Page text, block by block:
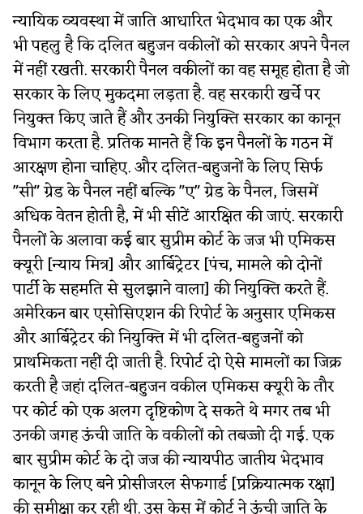
न्यायिक व्यवस्था में जाति आधारित भेदभाव का एक और
भी पहलु है कि दलित बहुजन वकीलों को सरकार अपने पैनल
में नहीं रखती. सरकारी पैनल वकीलों का वह समूह होता है जो
सरकार के लिए मुकदमा लड़ता है. वह सरकारी खर्चे पर
नियुक्त किए जाते हैं और उनकी नियुक्ति सरकार का कानून
विभाग करता है. प्रतिक मानते हैं कि इन पैनलों के गठन में
आरक्षण होना चाहिए. और दलित-बहुजनों के लिए सिर्फ
"सी" ग्रेड के पैनल नहीं बल्कि "ए" ग्रेड के पैनल, जिसमें
अधिक वेतन होती है, में भी सीटें आरक्षित की जाएं. सरकारी
पैनलों के अलावा कई बार सुप्रीम कोर्ट के जज भी एमिकस
क्यूरी [न्याय मित्र] और आर्बिट्रेटर [पंच, मामले को दोनों
पार्टी के सहमति से सुलझाने वाला] की नियुक्ति करते हैं.
अमेरिकन बार एसोसिएशन की रिपोर्ट के अनुसार एमिकस
और आर्बिट्रेटर की नियुक्ति में भी दलित-बहुजनों को
प्राथमिकता नहीं दी जाती है. रिपोर्ट दो ऐसे मामलों का जिक्र
करती है जहां दलित-बहुजन वकील एमिकस क्यूरी के तौर
पर कोर्ट को एक अलग दृष्टिकोण दे सकते थे मगर तब भी
उनकी जगह ऊंची जाति के वकीलों को तबज्जो दी गई. एक
बार सुप्रीम कोर्ट के दो जज की न्यायपीठ जातीय भेदभाव
कानून के लिए बने प्रोसीजरल सेफगार्ड [प्रक्रियात्मक रक्षा]